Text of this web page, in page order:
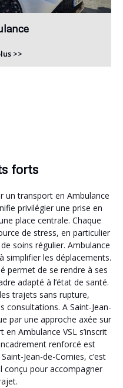
>>
forts
un transport en Ambulance
privilégier une prise en
place centrale. Chaque
de stress, en particulier
soins régulier. Ambulance
simplifier les déplacements.
permet de se rendre à ses
adapté à l’état de santé.
trajets sans rupture,
consultations. A Saint-Jean-
par une approche axée sur
Ambulance VSL s’inscrit
renforcé est
Jean-de-Cornies, c’est
pour accompagner